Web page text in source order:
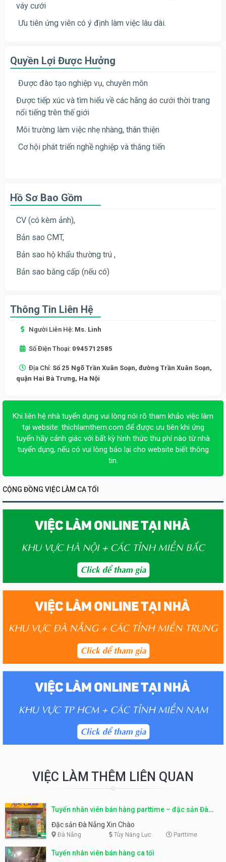
váy cưới
Ưu tiên ứng viên có ý định làm việc lâu dài.
Quyền Lợi Được Hưởng
Được đào tạo nghiệp vụ, chuyên môn
Được tiếp xúc và tìm hiểu về các hãng áo cưới thời trang
nổi tiếng trên thế giới
Môi trường làm việc nhẹ nhàng, thân thiện
Cơ hội phát triển nghề nghiệp và thăng tiến
Hồ Sơ Bao Gồm
CV (có kèm ảnh),
Bản sao CMT,
Bản sao hộ khẩu thường trú ,
Bản sao bằng cấp (nếu có)
Thông Tin Liên Hệ
Người Liên Hệ: Ms. Linh
Số Điện Thoại: 0945712585
Địa Chỉ: Số 25 Ngõ Trần Xuân Soạn, đường Trần Xuân Soạn,
quận Hai Bà Trưng, Ha Nội
Khi liên hệ nhà tuyển dụng vui lòng nói rõ tham khảo việc làm
tại website: thichlamthem.com để được ưu tiên khi ứng
tuyển hãy cảnh giác với bất kỳ hình thức thu phí nào từ nhà
tuyển dụng, nếu có vui lòng báo lại cho website biết thông
tin.
CỘNG ĐỒNG VIỆC LÀM CA TỐI
VIỆC LÀM THÊM LIÊN QUAN
Tuyển nhân viên bán hàng parttime – đặc sản Đà
Nẵng
Đặc sản Đà Nẵng Xin Chào
Đà Nẵng Tùy Năng Lực Parttime
Tuyển nhân viên bán hàng ca tối